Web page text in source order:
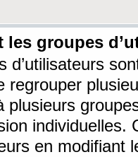
les groupes
d’utilisateurs
regrouper
plusieurs
individuelles.
en modifiant